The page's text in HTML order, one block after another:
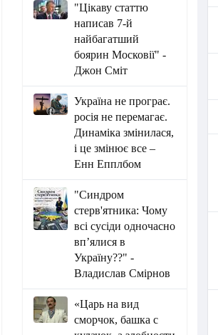
"Цікаву статтю
написав 7-й
найбагатший
боярин Московії" -
Джон Сміт
Україна не програє.
росія не перемагає.
Динаміка змінилася,
і це змінює все –
Енн Епплбом
"Синдром
стерв'ятника: Чому
всі сусіди одночасно
вп’ялися в
Україну??" -
Владислав Смірнов
«Царь на вид
сморчок, башка с